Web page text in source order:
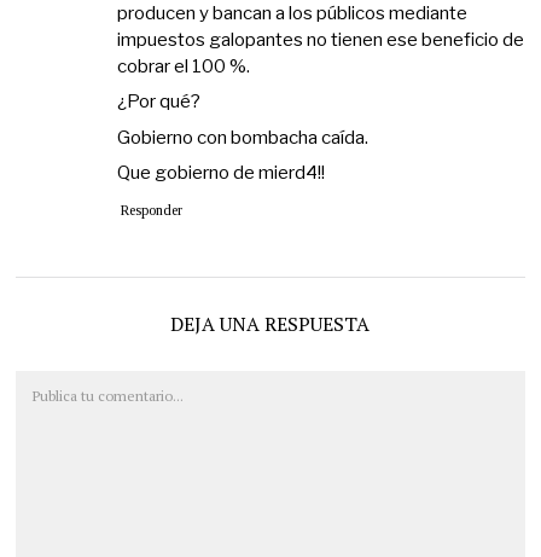
producen y bancan a los públicos mediante
impuestos galopantes no tienen ese beneficio de
cobrar el 100 %.
¿Por qué?
Gobierno con bombacha caída.
Que gobierno de mierd4!!
Responder
DEJA UNA RESPUESTA